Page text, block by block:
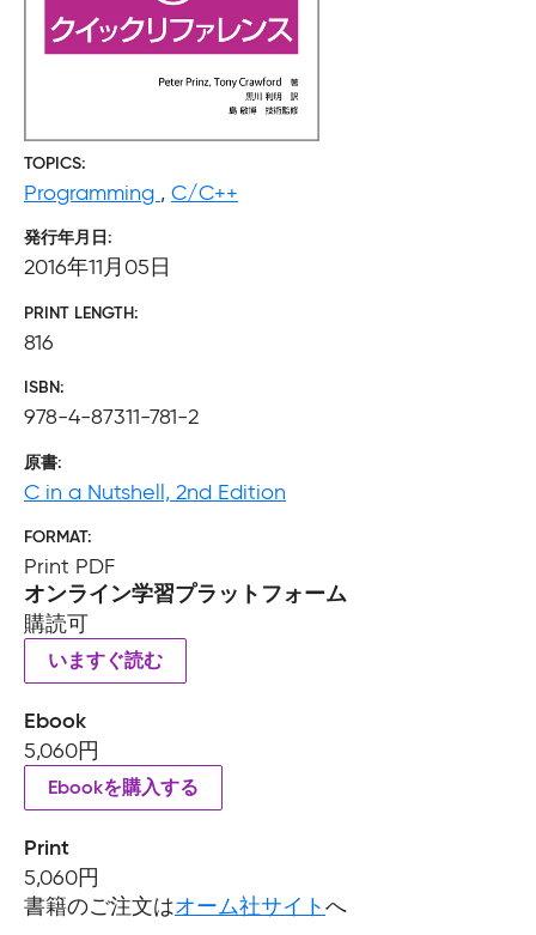
TOPICS
Programming , C/C++
発行年月日
2016年11月05日
PRINT LENGTH
816
ISBN
978-4-87311-781-2
原書
C in a Nutshell, 2nd Edition
FORMAT
Print PDF
オンライン学習プラットフォーム
購読可
いますぐ読む
Ebook
5,060円
Ebookを購入する
Print
5,060円
書籍のご注文はオーム社サイトへ